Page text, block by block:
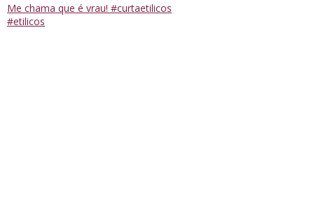
Me chama que é vrau! #curtaetilicos
#etilicos